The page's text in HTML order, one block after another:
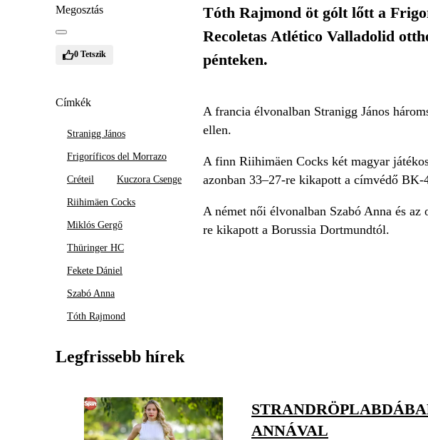
Megosztás
0 Tetszik
Címkék
Stranigg János
Frigoríficos del Morrazo
Créteil Kuczora Csenge
Riihimäen Cocks
Miklós Gergő
Thüringer HC
Fekete Dániel
Szabó Anna
Tóth Rajmond
Tóth Rajmond öt gólt lőtt a
Recoletas Atlético Valladolid
pénteken.
A francia élvonalban Stranigg János
ellen.
A finn Riihimäen Cocks két magyar
azonban 33–27-re kikapott a címvédő
A német női élvonalban Szabó Anna és
re kikapott a Borussia Dortmundtól.
Legfrissebb hírek
ANNÁVAL